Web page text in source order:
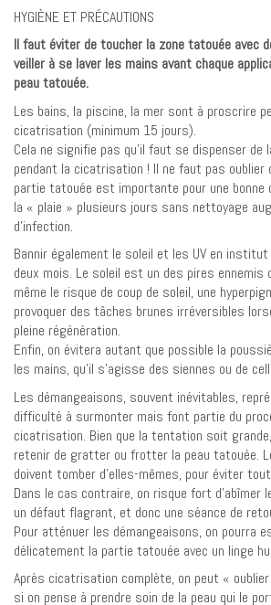
HYGIÈNE ET PRÉCAUTIONS
Il faut éviter de toucher la zone tatouée avec
veiller à se laver les mains avant chaque
peau tatouée.
Les bains, la piscine, la mer sont à proscrire
cicatrisation (minimum 15 jours).
Cela ne signifie pas qu’il faut se dispenser de
pendant la cicatrisation ! Il ne faut pas oublier
partie tatouée est importante pour une
la « plaie » plusieurs jours sans nettoyage
d’infection.
Bannir également le soleil et les UV en
deux mois. Le soleil est un des pires ennemis
même le risque de coup de soleil, une
provoquer des tâches brunes irréversibles
pleine régénération.
Enfin, on évitera autant que possible la
les mains, qu’il s’agisse des siennes ou de
Les démangeaisons, souvent inévitables,
difficulté à surmonter mais font partie du
cicatrisation. Bien que la tentation soit
retenir de gratter ou frotter la peau tatouée.
doivent tomber d’elles-mêmes, pour éviter
Dans le cas contraire, on risque fort d’abîmer
un défaut flagrant, et donc une séance de
Pour atténuer les démangeaisons, on pourra
délicatement la partie tatouée avec un linge
Après cicatrisation complète, on peut «
si on pense à prendre soin de la peau qui le